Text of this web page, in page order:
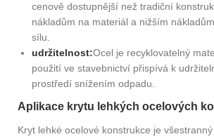
cenově dostupnější než tradiční
nákladům na materiál a nižším
sílu.
udržitelnost:Ocel je recyklovatelný
použití ve stavebnictví přispívá k
prostředí snížením odpadu.
Aplikace krytu lehkých ocelových
Kryt lehké ocelové konstrukce je